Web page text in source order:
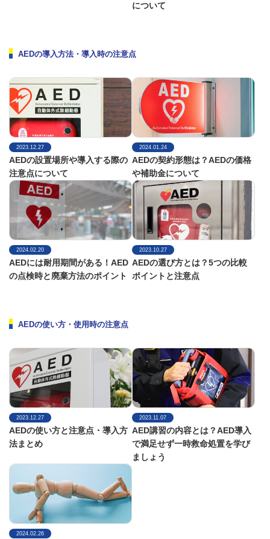
について
AEDの導入方法・導入時の注意点
2023.12.27
AEDの設置場所や導入する際の
注意点について
2024.01.24
AEDの契約形態は？AEDの価格
や補助金について
2024.02.20
AEDには耐用期間がある！AED
の点検時と廃棄方法のポイント
2023.10.27
AEDの選び方とは？5つの比較
ポイントと注意点
AEDの使い方・使用時の注意点
2023.12.27
AEDの使い方と注意点・導入方
法まとめ
2023.11.07
AED講習の内容とは？AED導入
で満足せず一時救命処置を学び
ましょう
2024.02.26